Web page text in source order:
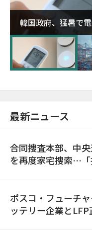
韓国政府、猛暑で
に需給対応体制を
最新ニュース
合同捜査本部、中
を再度家宅捜索…
ポスコ・フューチ
ッテリー企業と